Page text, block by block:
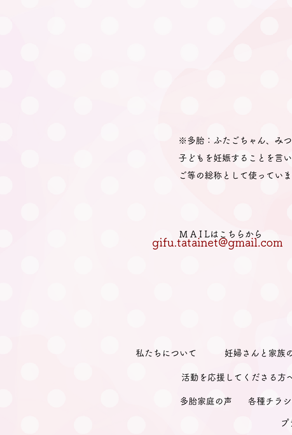
ありま
ごの妊
で「分
い。」
※多胎：ふたごちゃん、み
子どもを妊娠することを言
ご等の総称として使っていま
M A I Lはこちらから
gifu.tatainet@gmail.com
私たちについて 妊婦さんと家族
活動を応援してくださる方
多胎家庭の声 各種チラ
プ